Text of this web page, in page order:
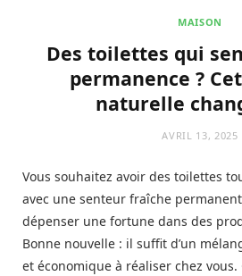
MAISON
Des toilettes qui
permanence ?
naturelle
AVRIL 13, 2025
Vous souhaitez avoir des toilettes
avec une senteur fraîche
dépenser une fortune dans des
Bonne nouvelle : il suffit d’un
et économique à réaliser chez vous.